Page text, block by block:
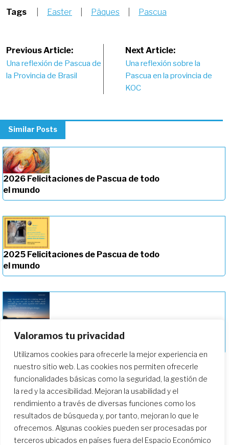
Valoramos tu privacidad
Utilizamos cookies para ofrecerle la mejor experiencia en
nuestro sitio web. Las cookies nos permiten ofrecerle
funcionalidades básicas como la seguridad, la gestión de
la red y la accesibilidad. Mejoran la usabilidad y el
rendimiento a través de diversas funciones como los
resultados de búsqueda y, por tanto, mejoran lo que le
ofrecemos. Algunas cookies pueden ser procesadas por
terceros ubicados en países fuera del Espacio Económico
Tags Easter Pâques Pascua
Post
navigation
Previous Article:
Una reflexión de Pascua de
la Provincia de Brasil
Next Article:
Una reflexión sobre la
Pascua en la provincia de
KOC
Similar Posts
2026 Felicitaciones de Pascua de todo
el mundo
2025 Felicitaciones de Pascua de todo
el mundo
2024 Felicitaciones de Pascua de todo